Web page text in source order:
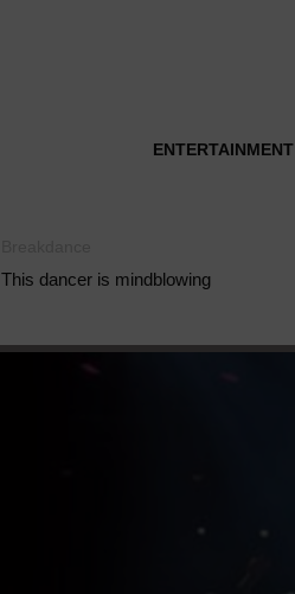
ENTERTAINMENT
This dancer is mindblowing